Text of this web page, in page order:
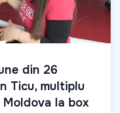
din 26
Ticu, multiplu
la box